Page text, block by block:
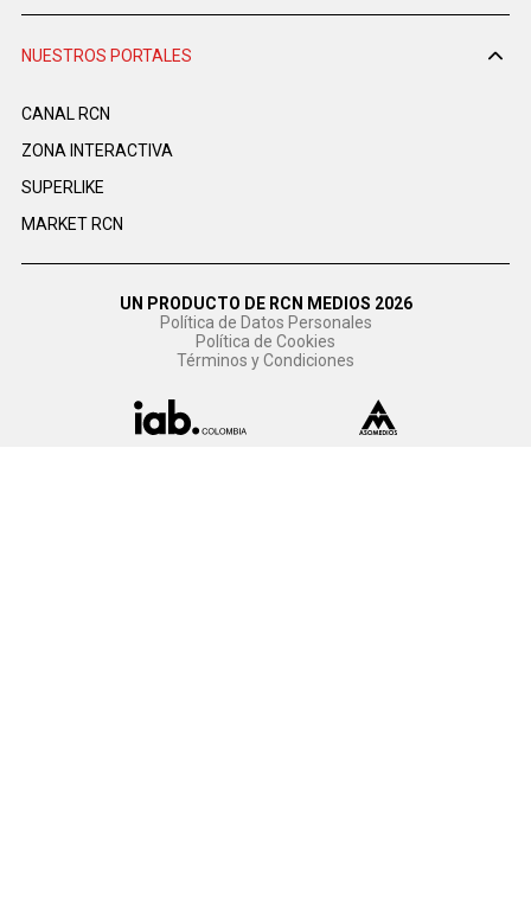
NUESTROS PORTALES
CANAL RCN
ZONA INTERACTIVA
SUPERLIKE
MARKET RCN
UN PRODUCTO DE RCN MEDIOS 2026
Política de Datos Personales
Política de Cookies
Términos y Condiciones